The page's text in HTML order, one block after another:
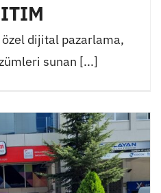
dijital pazarlama,
sunan [...]